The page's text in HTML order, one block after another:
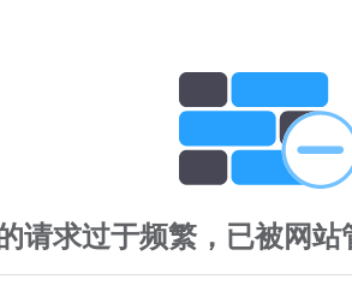
请求过于频繁，已被网站